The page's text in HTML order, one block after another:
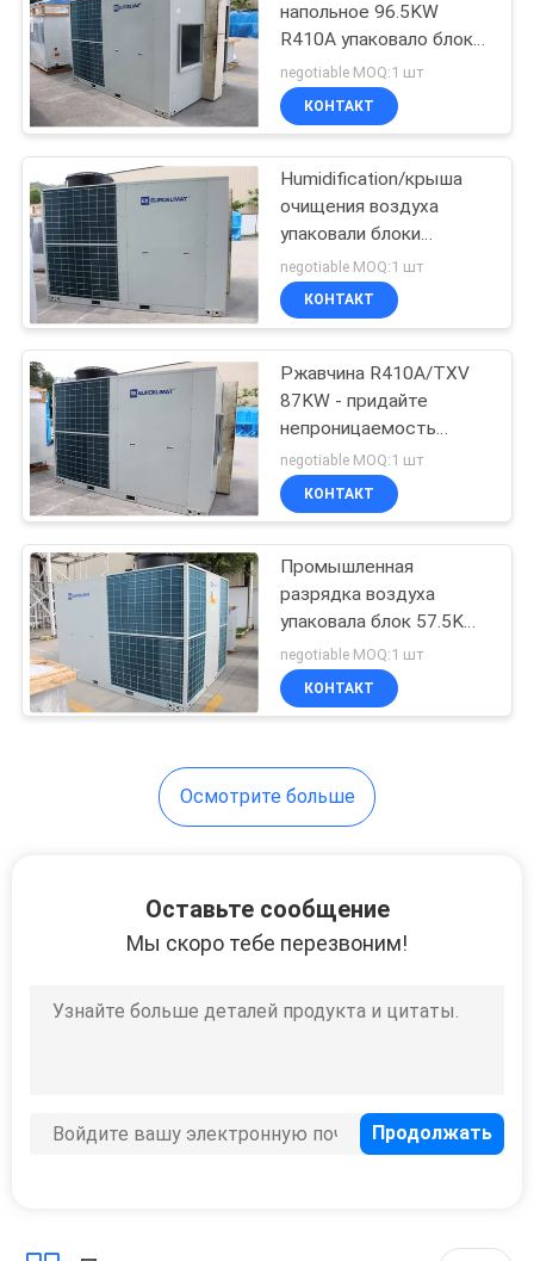
блок спасения
жары
Упакованный блок
крыши
Разделенные
блоки
кондиционирования
воздуха
Кондиционер
водой охладитель
напольное 96.5KW
R410A упаковало блок
EKRT360A крыши
negotiable MOQ:1 шт
КОНТАКТ
Humidification/крыша
очищения воздуха
упаковали блоки
кондиционирования
воздуха 72.5KW
negotiable MOQ:1 шт
КОНТАКТ
Ржавчина R410A/TXV
87KW - придайте
непроницаемость
упакованный блок
крыши для строить
negotiable MOQ:1 шт
КОНТАКТ
Промышленная
разрядка воздуха
упаковала блок 57.5KW
EKRT200A крыши
negotiable MOQ:1 шт
КОНТАКТ
Осмотрите больше
Оставьте сообщение
Мы скоро тебе перезвоним!